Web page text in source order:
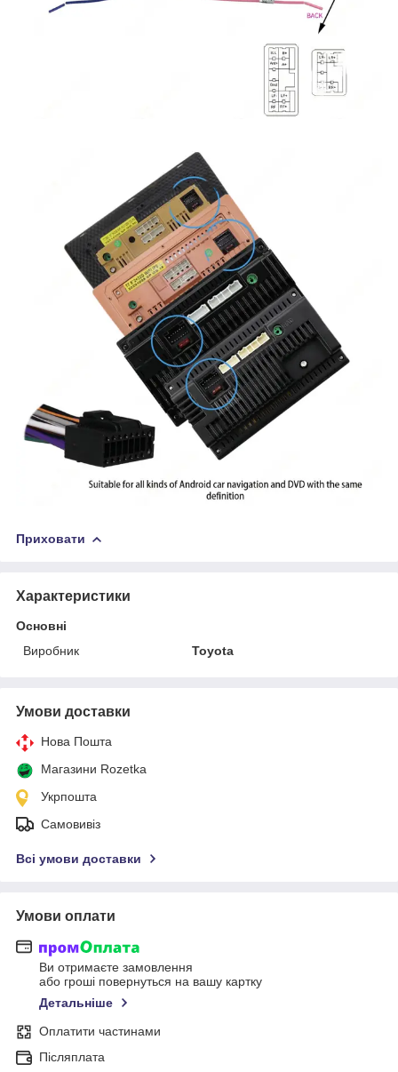
Приховати
Характеристики
Основні
Виробник
Toyota
Умови доставки
Нова Пошта
Магазини Rozetka
Укрпошта
Самовивіз
Всі умови доставки
Умови оплати
Ви отримаєте замовлення
або гроші повернуться на вашу картку
Детальніше
Оплатити частинами
Післяплата